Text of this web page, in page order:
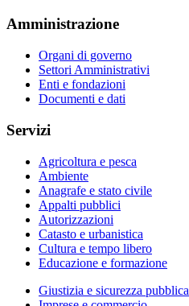
Amministrazione
Organi di governo
Settori Amministrativi
Enti e fondazioni
Documenti e dati
Servizi
Agricoltura e pesca
Ambiente
Anagrafe e stato civile
Appalti pubblici
Autorizzazioni
Catasto e urbanistica
Cultura e tempo libero
Educazione e formazione
Giustizia e sicurezza pubblica